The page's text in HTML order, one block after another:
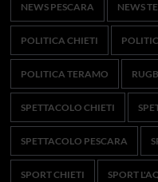
NEWS PESCARA NEWS
POLITICA CHIETI
POLITICA TERAMO
SPETTACOLO CHIETI
SPETTACOLO PESCARA
SPORT CHIETI SPORT